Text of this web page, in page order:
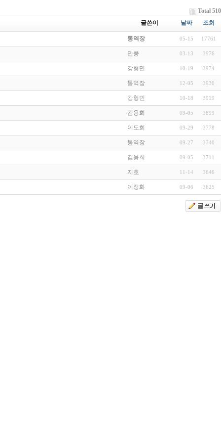
Total 510
글쓴이 날짜 조회
통역장 05-15 17761
만풍 03-13 3976
강형민 10-19 3974
통역장 12-05 3930
강형민 10-18 3919
김용희 09-05 3899
이도희 09-29 3778
통역장 09-27 3740
김용희 09-05 3711
지호 11-14 3646
이정화 09-06 3625